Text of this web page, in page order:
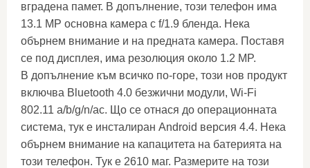
вградена памет. В допълнение, този телефон има
13.1 MP основна камера с f/1.9 бленда. Нека
обърнем внимание и на предната камера. Поставя
се под дисплея, има резолюция около 1.2 MP.
В допълнение към всичко по-горе, този нов продукт
включва Bluetooth 4.0 безжични модули, Wi-Fi
802.11 a/b/g/n/ac. Що се отнася до операционната
система, тук е инсталиран Android версия 4.4. Нека
обърнем внимание на капацитета на батерията на
този телефон. Тук е 2610 маг. Размерите на този